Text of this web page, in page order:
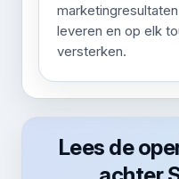
leveren en op elk
versterken.
Lees de